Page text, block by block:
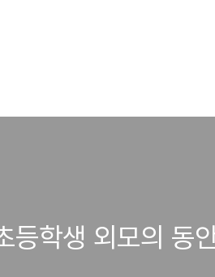
학생 외모의 동